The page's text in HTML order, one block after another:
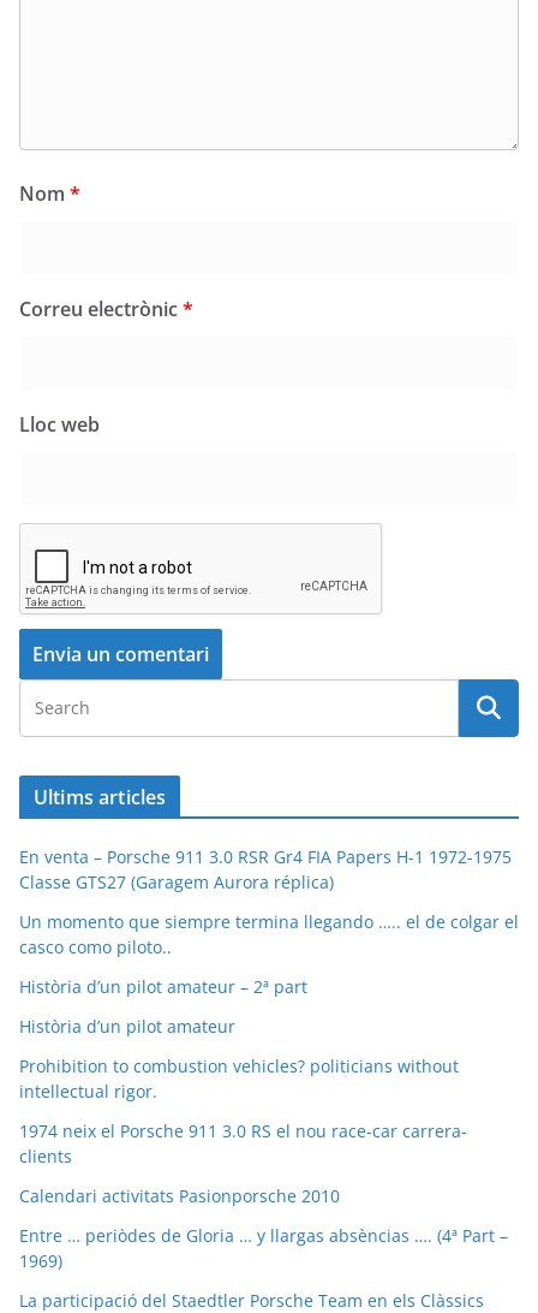
Nom *
Correu electrònic*
Lloc web
Ultims articles
En venta – Porsche 911 3.0 RSR Gr4 FIA Papers H-1 1972-1975
Classe GTS27 (Garagem Aurora réplica)
Un momento que siempre termina llegando ….. el de colgar el
casco como piloto..
Història d’un pilot amateur – 2ª part
Història d’un pilot amateur
Prohibition to combustion vehicles? politicians without
intellectual rigor.
1974 neix el Porsche 911 3.0 RS el nou race-car carrera-
clients
Calendari activitats Pasionporsche 2010
Entre … periòdes de Gloria … y llargas absèncias …. (4ª Part –
1969)
La participació del Staedtler Porsche Team en els Clàssics